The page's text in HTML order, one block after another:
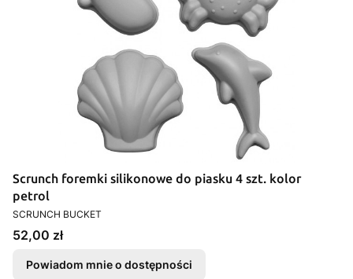
Scrunch foremki silikonowe do piasku 4 szt. kolor
petrol
PRODUCENT
SCRUNCH BUCKET
Cena
52,00 zł
Powiadom mnie o dostępności